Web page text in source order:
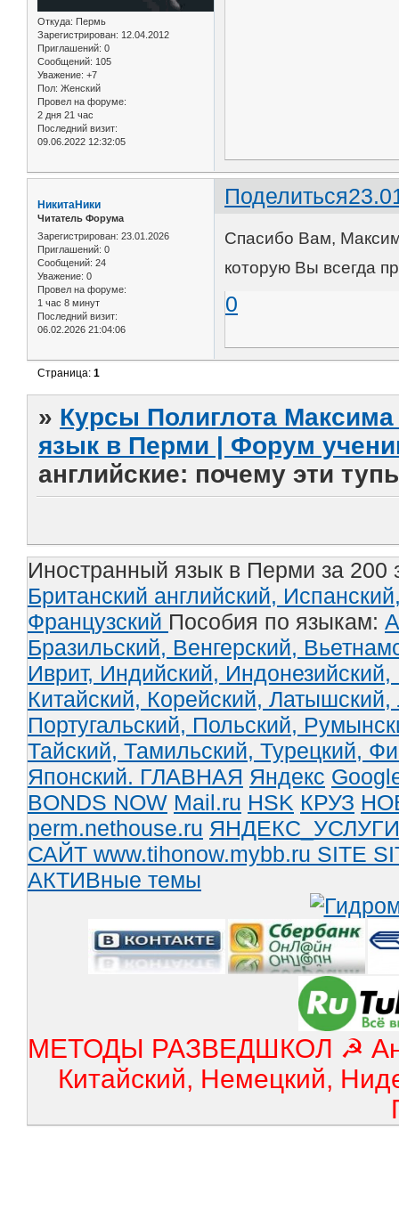
Откуда: Пермь
Зарегистрирован: 12.04.2012
Приглашений: 0
Сообщений: 105
Уважение: +7
Пол: Женский
Провел на форуме:
2 дня 21 час
Последний визит:
09.06.2022 12:32:05
Поделиться
НикитаНики
Читатель Форума
Зарегистрирован: 23.01.2026
Приглашений: 0
Сообщений: 24
Уважение: 0
Провел на форуме:
1 час 8 минут
Последний визит:
06.02.2026 21:04:06
Спасибо Вам,
которую Вы всегда
0
Страница:1
» Курсы Полиглота
язык в Перми | Форум
английские: почему эти
Иностранный язык в Перми за 200
Британский английский,
Французский Пособия по языкам:
Бразильский, Венгерский,
Иврит, Индийский, Индонезийский,
Китайский, Корейский, Латышский,
Португальский, Польский,
Тайский, Тамильский, Турецкий,
Японский. ГЛАВНАЯ Яндекс
BONDS NOW Mail.ru HSK КРУЗ
perm.nethouse.ru ЯНДЕКС_УСЛУГИ
САЙТ www.tihonow.mybb.ru SITE
АКТИВные темы
МЕТОДЫ РАЗВЕДШКОЛ ☭
Китайский, Немецкий,